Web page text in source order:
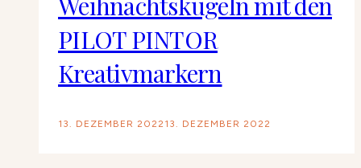
PILOT PINTOR
Kreativmarkern
13. DEZEMBER 2022 13. DEZEMBER 2022